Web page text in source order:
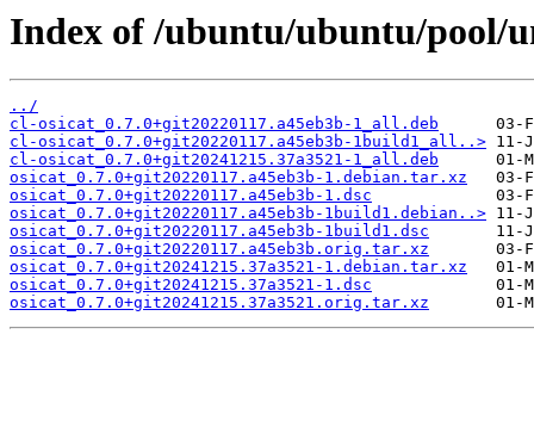
Index of /ubuntu/ubuntu/pool/
../
cl-osicat_0.7.0+git20220117.a45eb3b-1_all.deb
cl-osicat_0.7.0+git20220117.a45eb3b-1build1_all..>
cl-osicat_0.7.0+git20241215.37a3521-1_all.deb
osicat_0.7.0+git20220117.a45eb3b-1.debian.tar.xz
osicat_0.7.0+git20220117.a45eb3b-1.dsc
osicat_0.7.0+git20220117.a45eb3b-1build1.debian..>
osicat_0.7.0+git20220117.a45eb3b-1build1.dsc
osicat_0.7.0+git20220117.a45eb3b.orig.tar.xz
osicat_0.7.0+git20241215.37a3521-1.debian.tar.xz
osicat_0.7.0+git20241215.37a3521-1.dsc
osicat_0.7.0+git20241215.37a3521.orig.tar.xz